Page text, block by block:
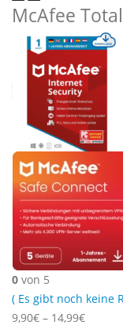
McAfee
0 von 5
( Es gibt noch keine
9,90€ – 14,99€